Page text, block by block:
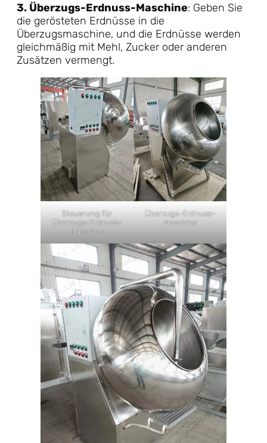
3. Überzugs-Erdnuss-Maschine: Geben Sie
die gerösteten Erdnüsse in die
Überzugsmaschine, und die Erdnüsse werden
gleichmäßig mit Mehl, Zucker oder anderen
Zusätzen vermengt.
Steuerung für
Überzugs-Erdnuss-
Maschine
Überzugs-Erdnuss-
Maschine